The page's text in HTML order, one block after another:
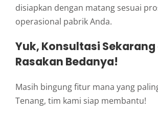
disiapkan dengan matang sesuai
operasional pabrik Anda.
Yuk, Konsultasi Sekarang
Rasakan Bedanya!
Masih bingung fitur mana yang
Tenang, tim kami siap membantu!